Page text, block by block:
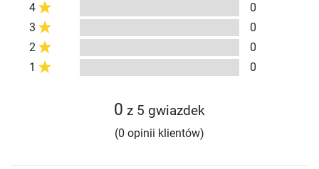
4
0
3
0
2
0
1
0
0 z 5 gwiazdek
(0 opinii klientów)